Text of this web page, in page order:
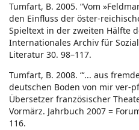
Tumfart, B. 2005. “Vom
den Einfluss der öster-
Spieltext in der zweiten Hälfte
Internationales Archiv für
Literatur 30. 98–117.
Tumfart, B. 2008. “‘... aus
deutschen Boden von mir ver-
Übersetzer französischer
Vormärz. Jahrbuch 2007 =
116.